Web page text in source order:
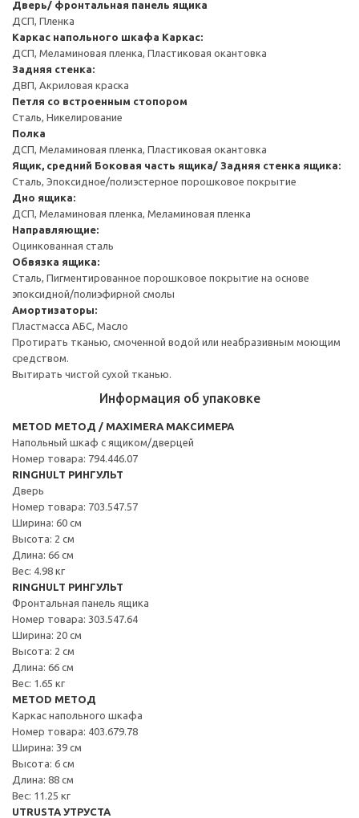
Дверь/ фронтальная панель ящика
ДСП, Пленка
Каркас напольного шкафа Каркас:
ДСП, Меламиновая пленка, Пластиковая окантовка
Задняя стенка:
ДВП, Акриловая краска
Петля со встроенным стопором
Сталь, Никелирование
Полка
ДСП, Меламиновая пленка, Пластиковая окантовка
Ящик, средний Боковая часть ящика/ Задняя стенка ящика:
Сталь, Эпоксидное/полиэстерное порошковое покрытие
Дно ящика:
ДСП, Меламиновая пленка, Меламиновая пленка
Направляющие:
Оцинкованная сталь
Обвязка ящика:
Сталь, Пигментированное порошковое покрытие на основе
эпоксидной/полиэфирной смолы
Амортизаторы:
Пластмасса АБС, Масло
Протирать тканью, смоченной водой или неабразивным моющим
средством.
Вытирать чистой сухой тканью.
Информация об упаковке
METOD МЕТОД / MAXIMERA МАКСИМЕРА
Напольный шкаф с ящиком/дверцей
Номер товара: 794.446.07
RINGHULT РИНГУЛЬТ
Дверь
Номер товара: 703.547.57
Ширина: 60 см
Высота: 2 см
Длина: 66 см
Вес: 4.98 кг
RINGHULT РИНГУЛЬТ
Фронтальная панель ящика
Номер товара: 303.547.64
Ширина: 20 см
Высота: 2 см
Длина: 66 см
Вес: 1.65 кг
METOD МЕТОД
Каркас напольного шкафа
Номер товара: 403.679.78
Ширина: 39 см
Высота: 6 см
Длина: 88 см
Вес: 11.25 кг
UTRUSTA УТРУСТА